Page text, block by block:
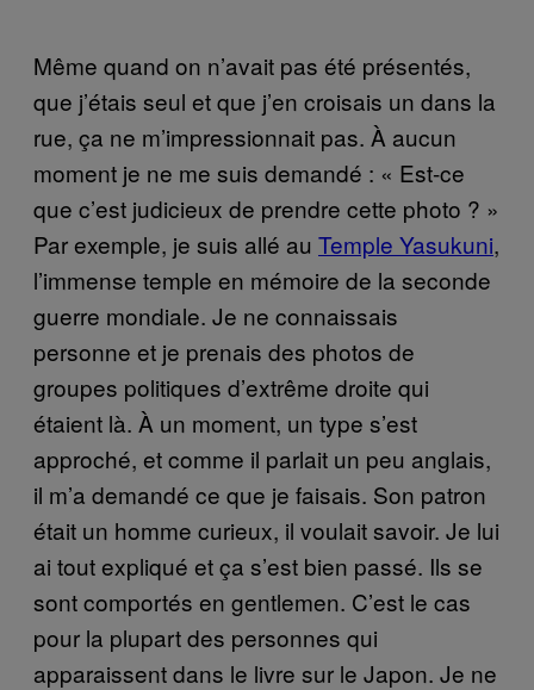
Même quand on n’avait pas été présentés,
que j’étais seul et que j’en croisais un dans la
rue, ça ne m’impressionnait pas. À aucun
moment je ne me suis demandé : « Est-ce
que c’est judicieux de prendre cette photo ? »
Par exemple, je suis allé au Temple Yasukuni,
l’immense temple en mémoire de la seconde
guerre mondiale. Je ne connaissais
personne et je prenais des photos de
groupes politiques d’extrême droite qui
étaient là. À un moment, un type s’est
approché, et comme il parlait un peu anglais,
il m’a demandé ce que je faisais. Son patron
était un homme curieux, il voulait savoir. Je lui
ai tout expliqué et ça s’est bien passé. Ils se
sont comportés en gentlemen. C’est le cas
pour la plupart des personnes qui
apparaissent dans le livre sur le Japon. Je ne